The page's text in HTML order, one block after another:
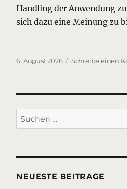
Handling der Anwendung
sich dazu eine Meinung zu
Veröffentlicht
6. August 2026 Schreibe einen
Suchen
nach:
NEUESTE BEITRÄGE